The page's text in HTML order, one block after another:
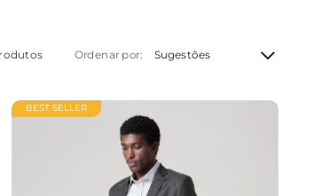
Sugestões
Ordenar por:
BEST SELLER